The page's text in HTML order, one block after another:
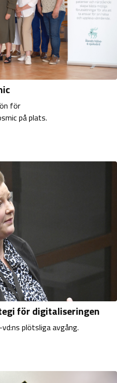
för
på plats.
för digitaliseringen
plötsliga avgång.